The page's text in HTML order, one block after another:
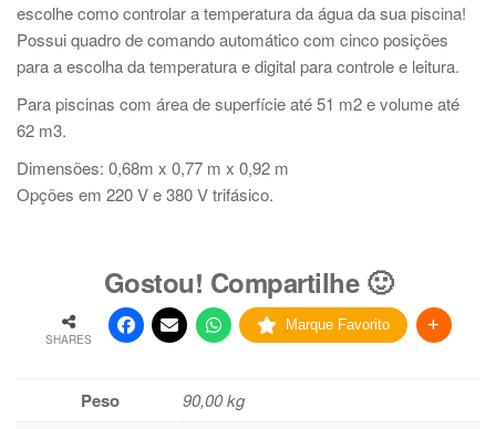
escolhe como controlar a temperatura da água da sua piscina!
Possui quadro de comando automático com cinco posições
para a escolha da temperatura e digital para controle e leitura.
Para piscinas com área de superfície até 51 m2 e volume até
62 m3.
Dimensões: 0,68m x 0,77 m x 0,92 m
Opções em 220 V e 380 V trifásico.
Gostou! Compartilhe 🙂
SHARES
Marque Favorito
Peso 90,00 kg